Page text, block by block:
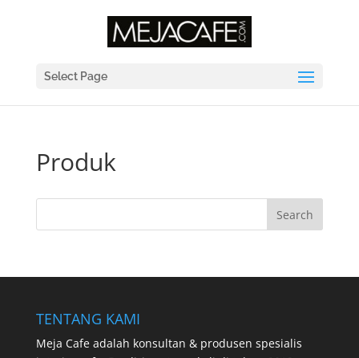
Select Page
Produk
TENTANG KAMI
Meja Cafe adalah konsultan & produsen spesialis